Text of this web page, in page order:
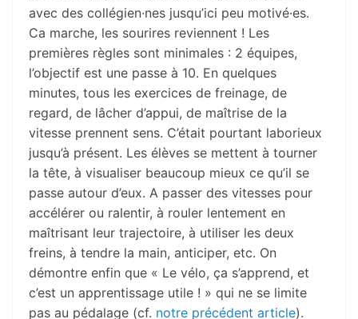
avec des collégien·nes jusqu’ici peu motivé·es.
Ca marche, les sourires reviennent ! Les
premières règles sont minimales : 2 équipes,
l’objectif est une passe à 10. En quelques
minutes, tous les exercices de freinage, de
regard, de lâcher d’appui, de maîtrise de la
vitesse prennent sens. C’était pourtant laborieux
jusqu’à présent. Les élèves se mettent à tourner
la tête, à visualiser beaucoup mieux ce qu’il se
passe autour d’eux. A passer des vitesses pour
accélérer ou ralentir, à rouler lentement en
maîtrisant leur trajectoire, à utiliser les deux
freins, à tendre la main, anticiper, etc. On
démontre enfin que « Le vélo, ça s’apprend, et
c’est un apprentissage utile ! » qui ne se limite
pas au pédalage (cf. notre précédent article).